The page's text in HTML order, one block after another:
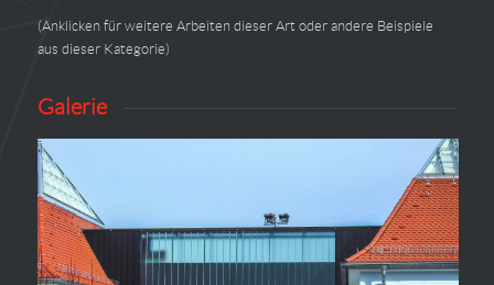
(Anklicken für weitere Arbeiten dieser Art oder andere Beispiele
aus dieser Kategorie)
Galerie